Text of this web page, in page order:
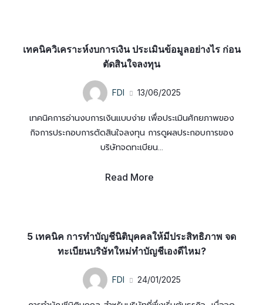
เทคนิควิเคราะห์งบการเงิน ประเมินข้อมูลอย่างไร ก่อน
ตัดสินใจลงทุน
FDI 13/06/2025
เทคนิคการอ่านงบการเงินแบบง่าย เพื่อประเมินศักยภาพของ
กิจการประกอบการตัดสินใจลงทุน การดูผลประกอบการของ
บริษัทจดทะเบียน...
Read More
5 เทคนิค การทำบัญชีนิติบุคคลให้มีประสิทธิภาพ จด
ทะเบียนบริษัทใหม่ทำบัญชีเองดีไหม?
FDI 24/01/2025